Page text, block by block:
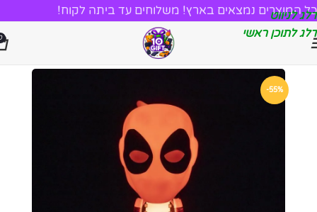
דלג לניווט
דלג לתוכן ראשי
כל המוצרים נמצאים בארץ! משלוחים עד ביתה לקוח!
-55%